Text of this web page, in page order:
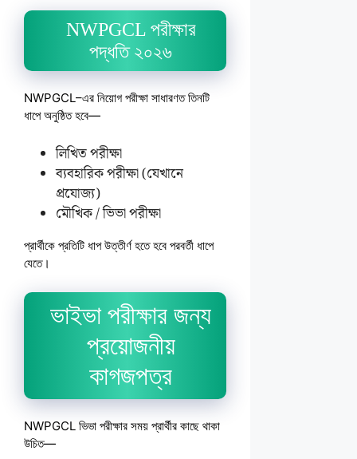
NWPGCL পরীক্ষার
পদ্ধতি ২০২৬
NWPGCL–এর নিয়োগ পরীক্ষা সাধারণত তিনটি
ধাপে অনুষ্ঠিত হবে—
লিখিত পরীক্ষা
ব্যবহারিক পরীক্ষা (যেখানে
প্রযোজ্য)
মৌখিক / ভিভা পরীক্ষা
প্রার্থীকে প্রতিটি ধাপ উত্তীর্ণ হতে হবে পরবর্তী ধাপে
যেতে।
ভাইভা পরীক্ষার জন্য
প্রয়োজনীয়
কাগজপত্র
NWPGCL ভিভা পরীক্ষার সময় প্রার্থীর কাছে থাকা
উচিত—